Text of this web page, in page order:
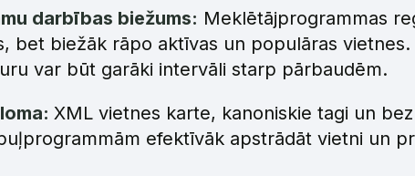
darbības biežums: Meklētājprogrammas
bet biežāk rāpo aktīvas un populāras
var būt garāki intervāli starp pārbaudēm.
XML vietnes karte, kanoniskie tagi un
efektīvāk apstrādāt vietni un